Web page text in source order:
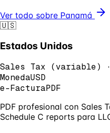
Ver todo sobre Panamá
🇺🇸
Estados Unidos
Sales Tax (variable)
MonedaUSD
e-FacturaPDF
PDF profesional con Sales
Schedule C reports para